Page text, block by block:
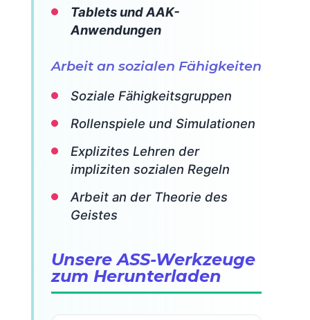
Tablets und AAK-
Anwendungen
Arbeit an sozialen Fähigkeiten
Soziale Fähigkeitsgruppen
Rollenspiele und Simulationen
Explizites Lehren der
impliziten sozialen Regeln
Arbeit an der Theorie des
Geistes
Unsere ASS-Werkzeuge
zum Herunterladen